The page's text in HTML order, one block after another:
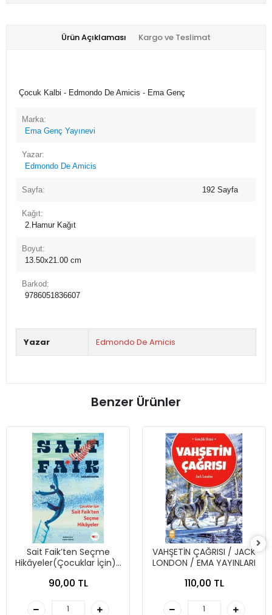
Ürün Açıklaması Kargo ve Teslimat
Çocuk Kalbi - Edmondo De Amicis - Ema Genç
Marka:
Ema Genç Yayınevi
Yazar:
Edmondo De Amicis
Sayfa: 192 Sayfa
Kağıt:
2.Hamur Kağıt
Boyut:
13.50x21.00 cm
Barkod:
9786051836607
Yazar Edmondo De Amicis
Benzer Ürünler
Sait Faik’ten Seçme
Hikâyeler(Çocuklar İçin)-
Çocuk
90,00 TL
VAHŞETİN ÇAĞRISI / JACK
LONDON / EMA YAYINLARI
110,00 TL